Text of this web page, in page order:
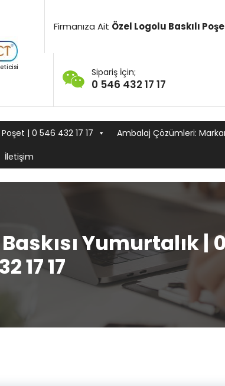
Firmanıza Ait Özel Logolu Baskılı
Sipariş İçin;
0 546 432 17 17
Poşet | 0 546 432 17 17 Ambalaj Çözümleri:
İletişim
Yumurtalık | 0
17 17